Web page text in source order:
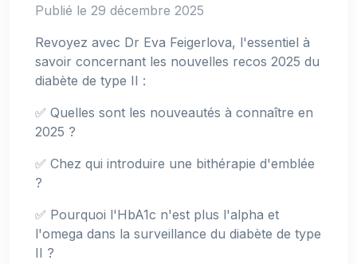
Publié le 29 décembre 2025
Revoyez avec Dr Eva Feigerlova, l'essentiel à
savoir concernant les nouvelles recos 2025 du
diabète de type II :
✅ Quelles sont les nouveautés à connaître en
2025 ?
✅ Chez qui introduire une bithérapie d'emblée
?
✅ Pourquoi l'HbA1c n'est plus l'alpha et
l'omega dans la surveillance du diabète de type
II ?